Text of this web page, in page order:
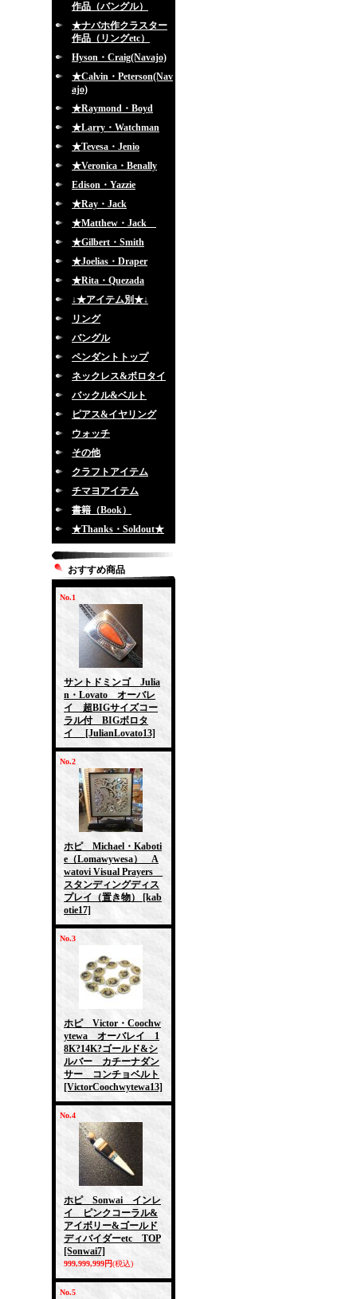
作品（バングル）
★ナバホ作クラスター
作品（リングetc）
Hyson・Craig(Navajo)
★Calvin・Peterson(Nav
ajo)
★Raymond・Boyd
★Larry・Watchman
★Tevesa・Jenio
★Veronica・Benally
Edison・Yazzie
★Ray・Jack
★Matthew・Jack
★Gilbert・Smith
★Joelias・Draper
★Rita・Quezada
↓★アイテム別★↓
リング
バングル
ペンダントトップ
ネックレス&ボロタイ
バックル&ベルト
ピアス&イヤリング
ウォッチ
その他
クラフトアイテム
チマヨアイテム
書籍（Book）
★Thanks・Soldout★
おすすめ商品
No.1
サントドミンゴ Julia
n・Lovato オーバレ
イ 超BIGサイズコー
ラル付 BIGボロタ
イ
[JulianLovato13]
No.2
ホピ Michael・Kaboti
e（Lomawywesa） A
watovi Visual Prayers
スタンディングディス
プレイ（置き物）
[kab
otie17]
No.3
ホピ Victor・Coochw
ytewa オーバレイ 1
8K?14K?ゴールド&シ
ルバー カチーナダン
サー コンチョベルト
[VictorCoochwytewa13]
No.4
ホピ Sonwai インレ
イ ピンクコーラル&
アイボリー&ゴールド
ディバイダーetc TOP
[Sonwai7]
999,999,999円(税込)
No.5